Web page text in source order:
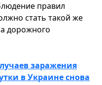
правил
стать такой же
дорожного
заражения
в Украине снова